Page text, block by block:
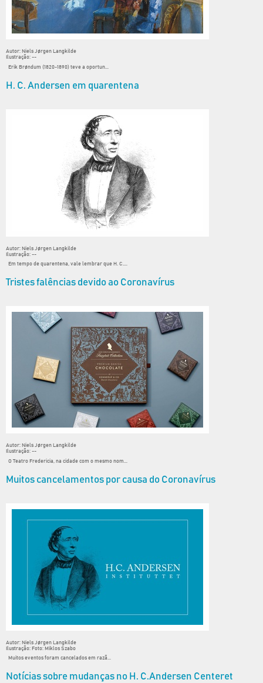
Autor: Niels Jørgen Langkilde
Ilustração: --
Erik Brøndum (1820-1890) teve a oportun...
H. C. Andersen em quarentena
Autor: Niels Jørgen Langkilde
Ilustração: --
Em tempo de quarentena, vale lembrar que H. C....
Tristes falências devido ao Coronavírus
Autor: Niels Jørgen Langkilde
Ilustração: --
O Teatro Fredericia, na cidade com o mesmo nom...
Muitos cancelamentos por causa do Coronavírus
Autor: Niels Jørgen Langkilde
Ilustração: Foto: Miklos Szabo
Muitos eventos foram cancelados em razã...
Notícias sobre mudanças no H. C.Andersen Centeret